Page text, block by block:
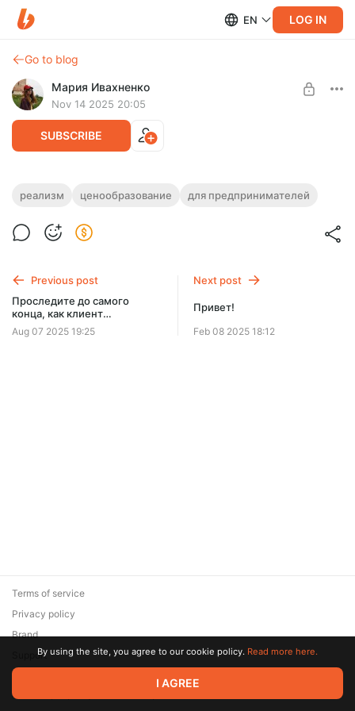
EN LOG IN
Go to blog
Мария Ивахненко
Nov 14 2025 20:05
SUBSCRIBE
Продешевили с презой для громкой
Сколько мы взяли, сколько работали и что осталось мне
реализм ценообразование для предпринимателей
Previous post
Проследите до самого
конца, как клиент
использует продукт
Aug 07 2025 19:25
Next post
Привет!
Feb 08 2025 18:12
© 2026 Zaya Solutions Limited. All rights reserved. All trademarks
are the property of their respective owners.
Terms of service
Privacy policy
Brand
SupportBy using the site, you agree to our cookie policy. Read more here.
I AGREE